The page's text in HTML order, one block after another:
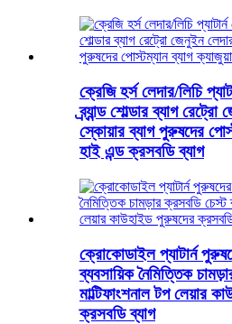
ক্রেজি হর্স লেদার/লিচি
ব্র্যান্ড শোল্ডার ব্যাগ
স্কোয়ার ব্যাগ পুরুষদের
হাই এন্ড ক্রসবডি ব্যাগ
ক্রোকোডাইল প্যাটার্ন
ব্যবসায়িক নৈমিত্তিক
মাল্টিফাংশনাল টপ লেয়ার
ক্রসবডি ব্যাগ